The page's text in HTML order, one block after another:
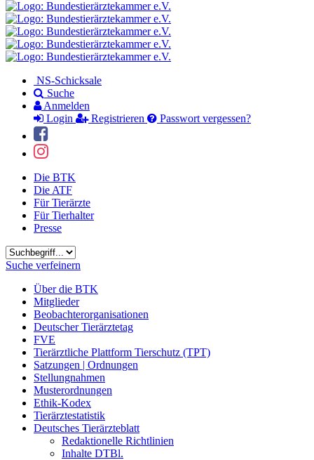
NS-Schicksale
Suche
Anmelden
Login
Registrieren Passwort vergessen?
Die BTK
Die ATF
Für Tierärzte
Für Tierhalter
Presse
Suchbegriff
Suche verfeinern
Über die BTK
Mitglieder
Beobachterorganisationen
Deutscher Tierärztetag
FVE
Tierärztliche Plattform Tierschutz (TPT)
Satzungen | Ordnungen
Stellungnahmen
Musterordnungen
Ethik-Kodex
Tierärztestatistik
Deutsches Tierärzteblatt
Redaktionelle Richtlinien
Inhalte DTBl.